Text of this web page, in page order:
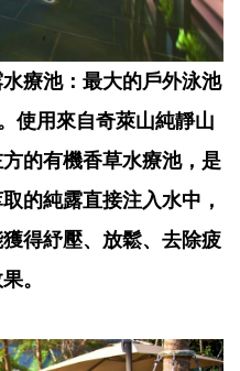
療池：最大的戶外泳池
使用來自奇萊山純靜山
的有機香草水療池，是
的純露直接注入水中，
得紓壓、放鬆、去除疲
。